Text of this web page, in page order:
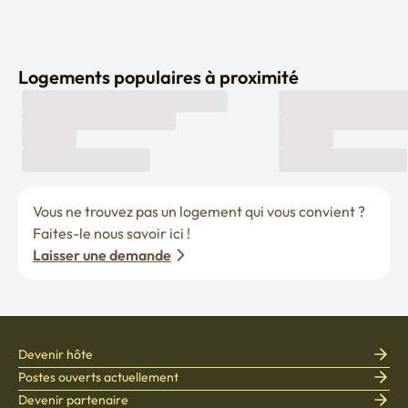
Logements populaires à proximité
Vous ne trouvez pas un logement qui vous convient ?
Faites-le nous savoir ici !
Laisser une demande
Devenir hôte
Postes ouverts actuellement
Devenir partenaire